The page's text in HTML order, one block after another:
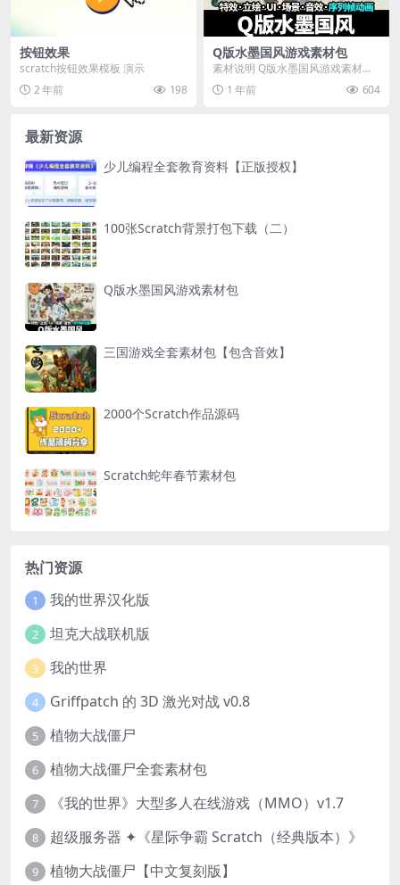
按钮效果
scratch按钮效果模板 演示
2 年前
198
Q版水墨国风游戏素材包
素材说明 Q版水墨国风游戏素材
包，包含UI界面、场景背景、道具
图标、动画序列、角...
1 年前 604
最新资源
少儿编程全套教育资料【正版授权】
100张Scratch背景打包下载（二）
Q版水墨国风游戏素材包
三国游戏全套素材包【包含音效】
2000个Scratch作品源码
Scratch蛇年春节素材包
热门资源
1 我的世界汉化版
2 坦克大战联机版
3 我的世界
4 Griffpatch 的 3D 激光对战 v0.8
5 植物大战僵尸
6 植物大战僵尸全套素材包
7 《我的世界》大型多人在线游戏（MMO）v1.7
8 超级服务器 ✦《星际争霸 Scratch（经典版本）》
9 植物大战僵尸【中文复刻版】